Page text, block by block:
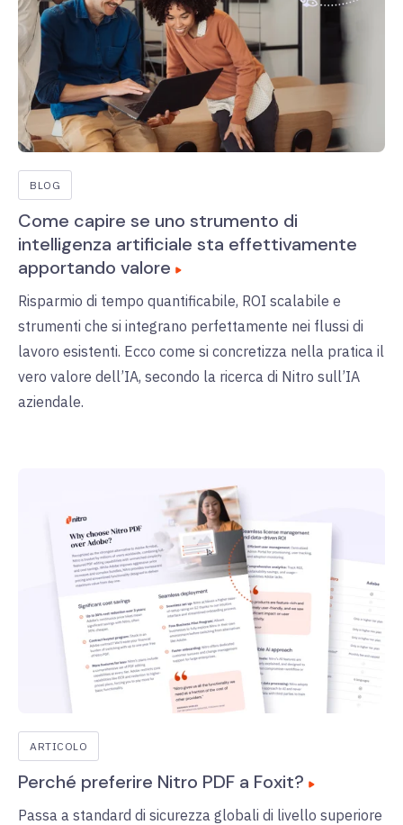
BLOG
Come capire se uno strumento di
intelligenza artificiale sta effettivamente
apportando valore
Risparmio di tempo quantificabile, ROI scalabile e
strumenti che si integrano perfettamente nei flussi di
lavoro esistenti. Ecco come si concretizza nella pratica il
vero valore dell’IA, secondo la ricerca di Nitro sull’IA
aziendale.
ARTICOLO
Perché preferire Nitro PDF a Foxit?
Passa a standard di sicurezza globali di livello superiore